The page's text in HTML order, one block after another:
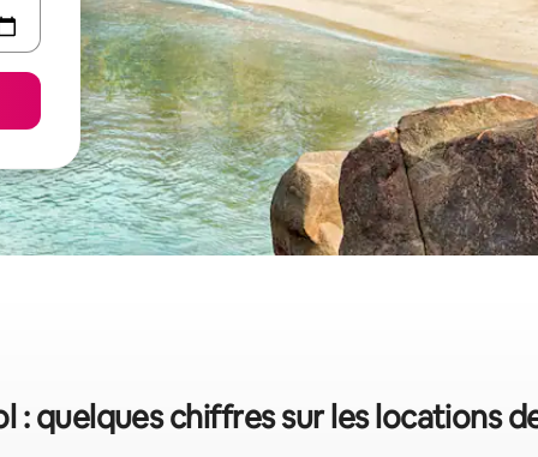
: quelques chiffres sur les locations